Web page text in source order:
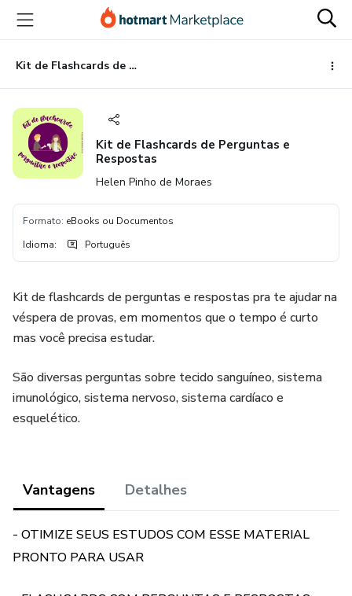
para
conteúdo
principal
para
pagamento
para
rodapé
Kit de Flashcards de Perguntas e Respostas
Kit de Flashcards de Perguntas e
Respostas
Helen Pinho de Moraes
Formato: eBooks ou Documentos
Idioma: Português
Kit de flashcards de perguntas e respostas pra te ajudar na
véspera de provas, em momentos que o tempo é curto
mas você precisa estudar.
São diversas perguntas sobre tecido sanguíneo, sistema
imunológico, sistema nervoso, sistema cardíaco e
esquelético.
Vantagens Detalhes
- OTIMIZE SEUS ESTUDOS COM ESSE MATERIAL
PRONTO PARA USAR